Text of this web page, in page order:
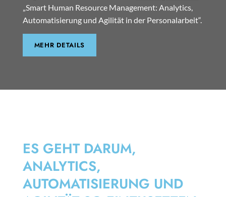
„Smart Human Resource Management: Analytics,
Automatisierung und Agilität in der Personalarbeit“.
MEHR DETAILS
ES GEHT DARUM,
ANALYTICS,
AUTOMATISIERUNG UND